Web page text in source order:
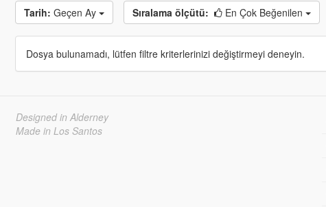
Tarih: Geçen Ay Sıralama ölçütü: En Çok Beğenilen
Dosya bulunamadı, lütfen filtre kriterlerinizi değiştirmeyi deneyin.
Designed in Alderney
Made in Los Santos